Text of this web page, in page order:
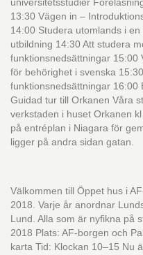
13:30 Vägen in –
14:00 Studera utomlands i
utbildning 14:30 Att studera
funktionsnedsättningar 15:00
för behörighet i svenska
funktionsnedsättningar 16:00
Guidad tur till Orkanen Våra
verkstaden i huset Orkanen
på entréplan i Niagara för
ligger på andra sidan gatan.
Välkommen till Öppet hus i
2018. Varje år anordnar
Lund. Alla som är nyfikna på
2018 Plats: AF-borgen och
karta Tid: Klockan 10–15 Nu